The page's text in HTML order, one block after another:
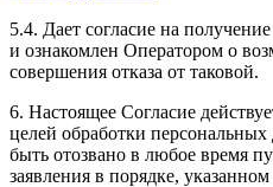
5.4. Дает согласие на
и ознакомлен Оператором о
совершения отказа от таковой.
6. Настоящее Согласие
целей обработки
быть отозвано в любое время
заявления в порядке,